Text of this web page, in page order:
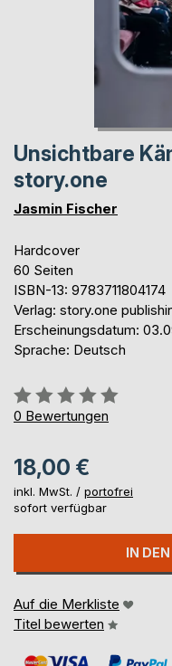
Unsichtbare
story.one
Jasmin Fischer
Hardcover
60 Seiten
ISBN-13: 9783711804174
Verlag: story.one
Erscheinungsdatum:
Sprache: Deutsch
Bewertung::
0%
0 Bewertungen
18,00 €
inkl. MwSt. / portofrei
sofort verfügbar
IN
Auf die Merkliste
Titel bewerten